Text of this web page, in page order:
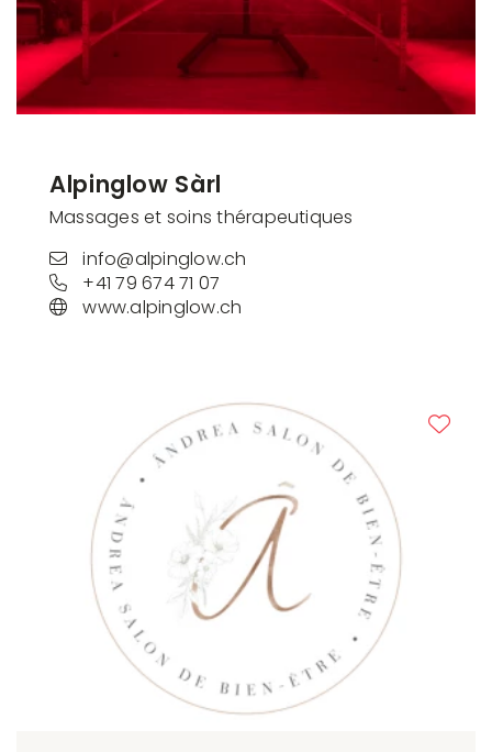
Alpinglow Sàrl
Massages et soins thérapeutiques
info@alpinglow.ch
+41 79 674 71 07
www.alpinglow.ch